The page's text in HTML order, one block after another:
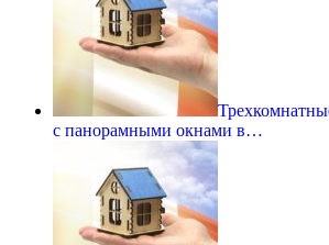
с панорамными окнами в…